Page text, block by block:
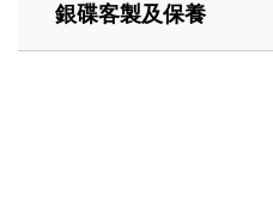
銀碟客製及保養